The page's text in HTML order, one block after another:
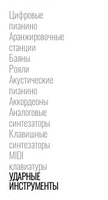
Цифровые
пианино
Аранжировочные
станции
Баяны
Рояли
Акустические
пианино
Аккордеоны
Аналоговые
синтезаторы
Клавишные
синтезаторы
MIDI
клавиатуры
УДАРНЫЕ
ИНСТРУМЕНТЫ